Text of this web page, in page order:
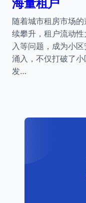
海量租户
随着城市租房市场
续攀升，租户流动
入等问题，成为小
涌入，不仅打破了
发…